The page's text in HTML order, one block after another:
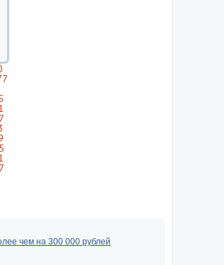
чем на 300 000 рублей